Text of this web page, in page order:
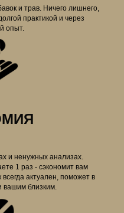
и трав. Ничего лишнего,
практикой и через
опыт.
и ненужных анализах.
1 раз - сэкономит вам
актуален, поможет в
вашим близким.